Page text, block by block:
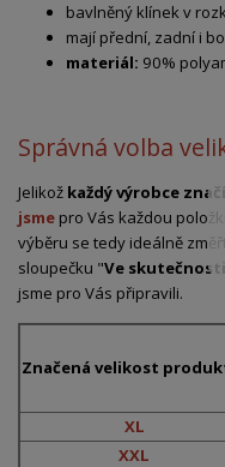
bavlněný klínek v
mají přední, zadní i
materiál: 90%
Správná volba
Jelikož každý výrobce
jsme pro Vás každou
výběru se tedy ideálně
sloupečku "Ve
jsme pro Vás připravili.
Značená velikost
XL
XXL